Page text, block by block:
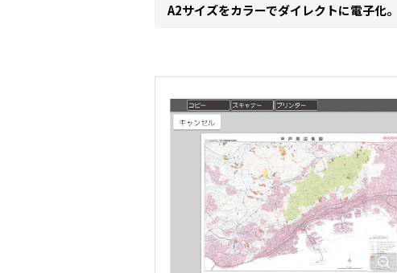
A2サイズをカラーでダイレクトに電子化。